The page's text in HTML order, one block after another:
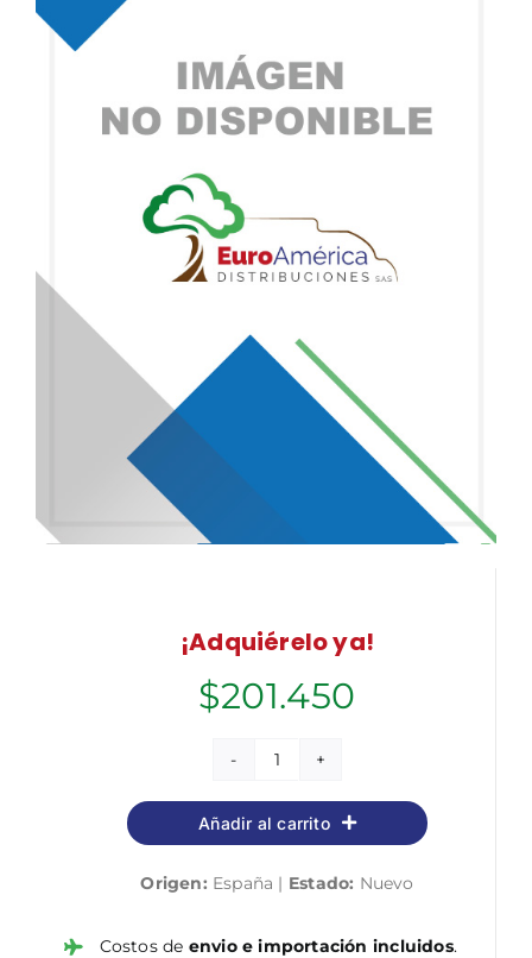
¡Adquiérelo ya!
$201.450
Educación
Primaria.
Temario
Añadir al carrito
Origen: España | Estado: Nuevo
Costos de envio e importación incluidos.